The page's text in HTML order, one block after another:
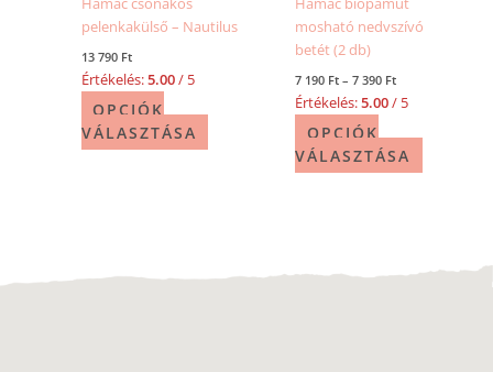
pelenkakülső – Nautilus
13 790 Ft
Értékelés:5.00/ 5
OPCIÓK
VÁLASZTÁSA
mosható nedvszívó
betét (2 db)
7 190 Ft – 7 390 Ft
Értékelés:5.00/ 5
OPCIÓK
VÁLASZTÁSA